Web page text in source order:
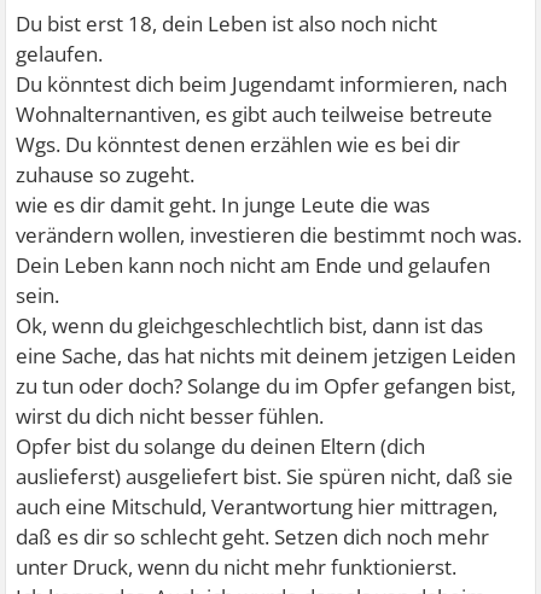
nichts ausgemacht. Selbst das gemobbt werden konnte
ich einwandfei wegstecken. In der 7. Klasse kam ich dann
in eine Klasse wo och niemanden kannte. Alle anderen die
ich kannte waren in anderen Klassen oder Schulen. In der
Klasse ging das Gemobbe dann ziemlich los. Jeden tag
eigentlich auch mit schupsen und so. Bis ich dann im
Halbjahr die Klasse wechselte. Meinen Eltern hab ich
gesagt es liegt daran das ich niemanden kenne und nicht
am mobben. Da fing das auch mit der Selbstverletzung
an. In der neuen Klasse dann kannte ich zwar wenige aber
geholfen hat das auch nicht. Ich war wie immer trotzdem
allein und wurde weiter hin gemobbt und ausgeschlossen
von Dingen. Da fing es auch an das ich mich immer mehr
zurück gezogen habe und ja, Freunde hatte ich eh nicht
also gab es da nichts zu verlieren. In der Klasse verliebte
ich mich das erste mal gerade in den Jungen der mich am
meisten mobbte. Ja ich bin gleichgeschlechtlich und er
war es auch. Aber er war wohl so zusagen "cool" und
gleichgeschlechtlich. Und das was alle sagen das Mädchen
das toll finden bei Jungs traf auf ihn auch zu. Aber wieder
Du bist erst 18, dein Leben ist also noch nicht
gelaufen.
Du könntest dich beim Jugendamt informieren, nach
Wohnalternantiven, es gibt auch teilweise betreute
Wgs. Du könntest denen erzählen wie es bei dir
zuhause so zugeht.
wie es dir damit geht. In junge Leute die was
verändern wollen, investieren die bestimmt noch was.
Dein Leben kann noch nicht am Ende und gelaufen
sein.
Ok, wenn du gleichgeschlechtlich bist, dann ist das
eine Sache, das hat nichts mit deinem jetzigen Leiden
zu tun oder doch? Solange du im Opfer gefangen bist,
wirst du dich nicht besser fühlen.
Opfer bist du solange du deinen Eltern (dich
auslieferst) ausgeliefert bist. Sie spüren nicht, daß sie
auch eine Mitschuld, Verantwortung hier mittragen,
daß es dir so schlecht geht. Setzen dich noch mehr
unter Druck, wenn du nicht mehr funktionierst.